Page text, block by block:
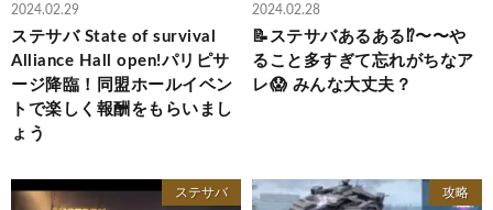
2024.02.29
ステサバ State of survival
Alliance Hall open!パリピサ
ージ降臨！同盟ホールイベン
トで楽しく報酬をもらいまし
ょう
2024.02.28
📝ステサバあるある⁉️〜〜や
ること多すぎて忘れがちなア
レ😱 みんな大丈夫？
ステサバ 攻略